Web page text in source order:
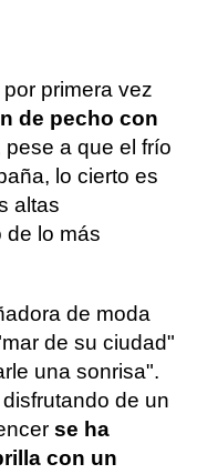
primera vez
de pecho con
pese a que el frío
lo cierto es
altas
de lo más
de moda
de su ciudad"
una sonrisa".
de un
se ha
con un